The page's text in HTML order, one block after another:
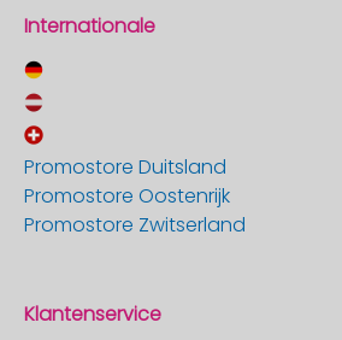
Internationale
Promostore Duitsland
Promostore Oostenrijk
Promostore Zwitserland
Klantenservice